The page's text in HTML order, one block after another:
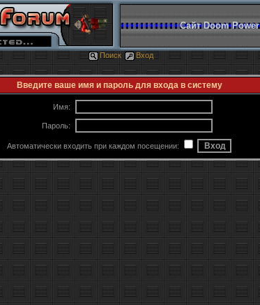
Сайт Doom Power
Поиск
Вход
Введите ваше имя и пароль для входа в систему
Имя:
Пароль:
Автоматически входить при каждом посещении: